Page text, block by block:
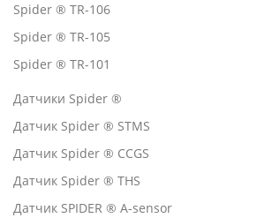
Spider ® TR-106
Spider ® TR-105
Spider ® TR-101
Датчики Spider ®
Датчик Spider ® STMS
Датчик Spider ® CCGS
Датчик Spider ® THS
Датчик SPIDER ® A-sensor